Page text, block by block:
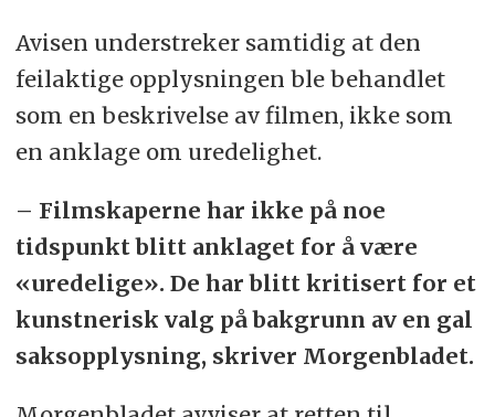
Avisen understreker samtidig at den
feilaktige opplysningen ble behandlet
som en beskrivelse av filmen, ikke som
en anklage om uredelighet.
– Filmskaperne har ikke på noe
tidspunkt blitt anklaget for å være
«uredelige». De har blitt kritisert for et
kunstnerisk valg på bakgrunn av en gal
saksopplysning, skriver Morgenbladet.